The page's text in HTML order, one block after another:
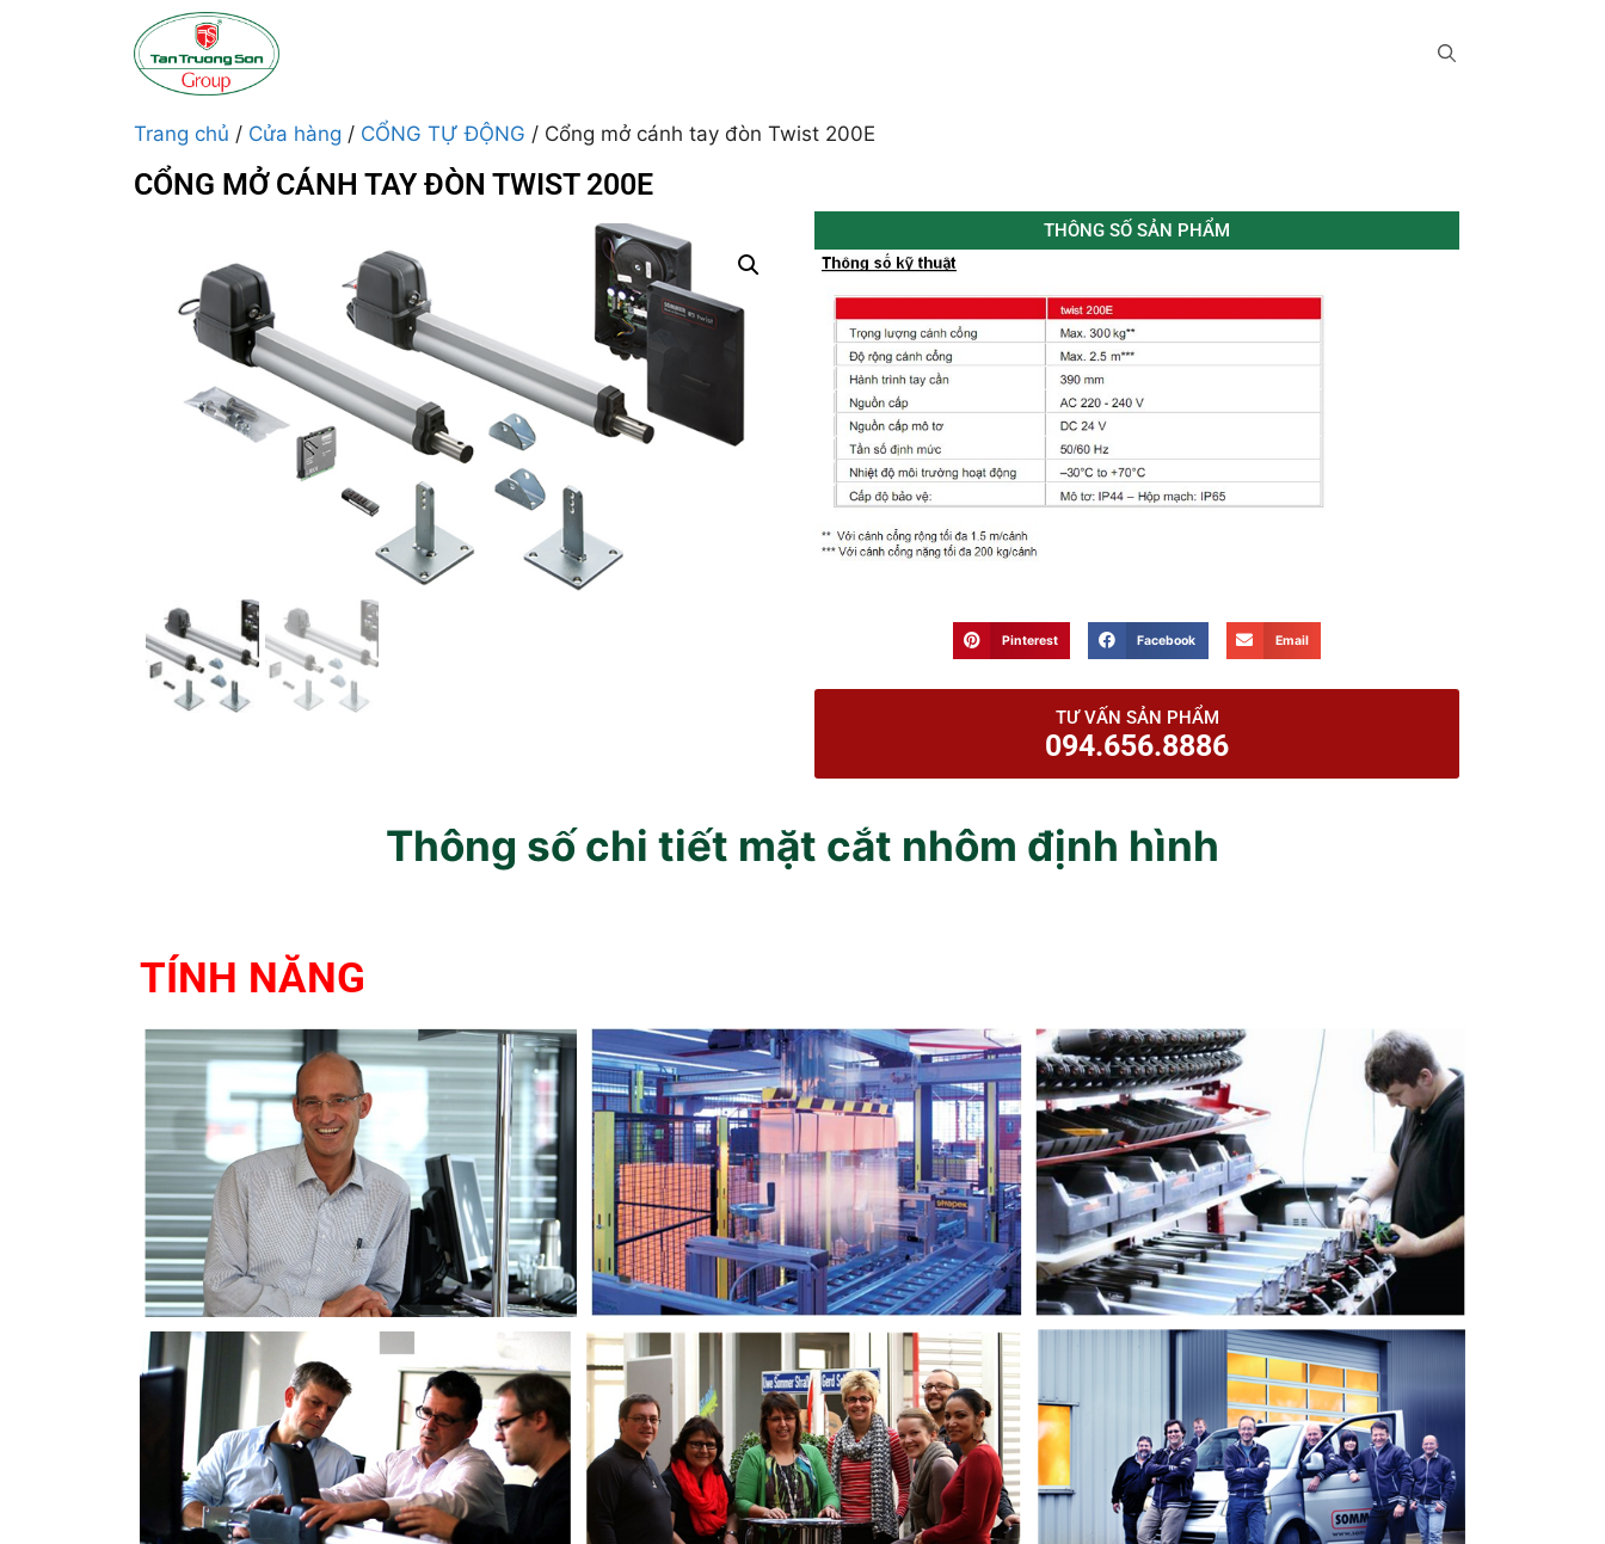
Trang chủ / Cửa hàng / CỔNG TỰ ĐỘNG / Cổng mở cánh tay đòn Twist 200E
CỔNG MỞ CÁNH TAY ĐÒN TWIST 200E
THÔNG SỐ SẢN PHẨM
Pinterest Facebook Email
TƯ VẤN SẢN PHẨM
094.656.8886
Thông số chi tiết mặt cắt nhôm định hình
TÍNH NĂNG